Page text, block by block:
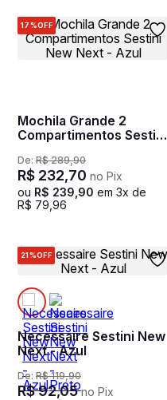
17%OFF
Mochila Grande 2
Compartimentos Sestini
De: R$ 289,90
R$ 232,70 no Pix
ou R$ 239 90 em 3x de
R$ 79 96
21%OFF
Necessaire Sestini New
Next - Azul
De: R$ 119,90
R$92,05no Pix